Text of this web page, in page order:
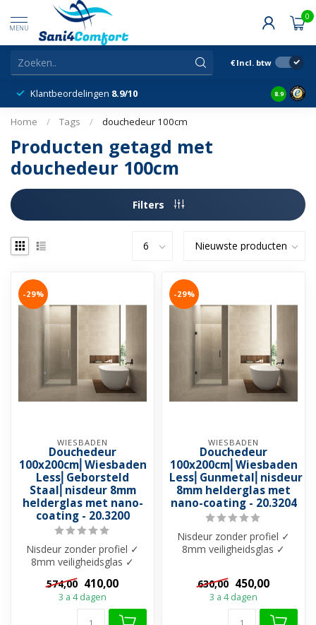
MENU
0
€ Incl. btw
Klantbeordelingen 8.9/10 8.9
Home / Tags / douchedeur 100cm
Producten getagd met
douchedeur 100cm
Filters
-29%
WIESBADEN
Douchedeur
100x200cm⎢Wiesbaden
Less⎢Geborsteld
Staal⎢nisdeur 8mm
helderglas met nano-
coating - 20.3200
Nisdeur zonder profiel ✓
8mm veiligheidsglas ✓
Helderglas met Nano-
Coating ✓ Muu...
574,00 410,00
3 a 4 dagen
-29%
WIESBADEN
Douchedeur
100x200cm⎢Wiesbaden
Less⎢Gunmetal⎢nisdeur
8mm helderglas met
nano-coating - 20.3204
Nisdeur zonder profiel ✓
8mm veiligheidsglas ✓
Coating ✓ Muu...
630,00 450,00
3 a 4 dagen